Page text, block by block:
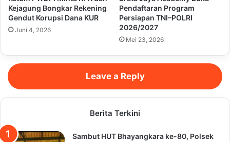
Kejagung Bongkar Rekening
Gendut Korupsi Dana KUR
Juni 4, 2026
Pendaftaran Program
Persiapan TNI–POLRI
2026/2027
Mei 23, 2026
Leave a Reply
Berita Terkini
Sambut HUT Bhayangkara ke-80, Polsek